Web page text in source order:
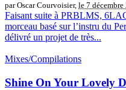
par Oscar Courvoisier, le 7 décembre
Faisant suite à PRBLMS,
morceau basé sur l’instru du
délivré un projet de très...
Mixes/Compilations
Shine On Your Lovely